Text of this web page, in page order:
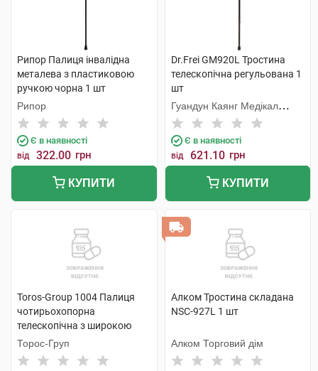
Рипор Палиця інвалідна
металева з пластиковою
ручкою чорна 1 шт
Рипор
Є в наявності
від 322.00 грн
КУПИТИ
Dr.Frei GM920L Тростина
телескопічна регульована 1
шт
Гуандун Каянг Медікал
Технолоджі
Є в наявності
від 621.10 грн
КУПИТИ
Toros-Group 1004 Палиця
чотирьохопорна
телескопічна з широкою
основою 1 шт
Торос-Груп
Алком Тростина складана
NSC-927L 1 шт
Алком Торговий дім